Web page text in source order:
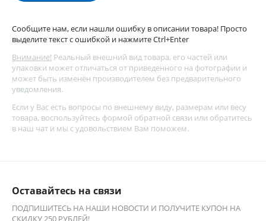
Сообщите нам, если нашли ошибку в описании товара! Просто
выделите текст с ошибкой и нажмите Ctrl+Enter
Внимание! Реальный внешний вид товара, его частей или
упаковки может отличаться от приведенного на фотографии и
может быть изменён производителем без предварительного
уведомления.
Если у Вас есть вопросы по внешнему виду, размерам или весу
товара, воспользуйтесь формой обратной связи или обратитесь
в наш чат и мы с удовольствием Вам поможем.
Оставайтесь на связи
ПОДПИШИТЕСЬ НА НАШИ НОВОСТИ И ПОЛУЧИТЕ КУПОН НА
СКИДКУ 250 РУБЛЕЙ!